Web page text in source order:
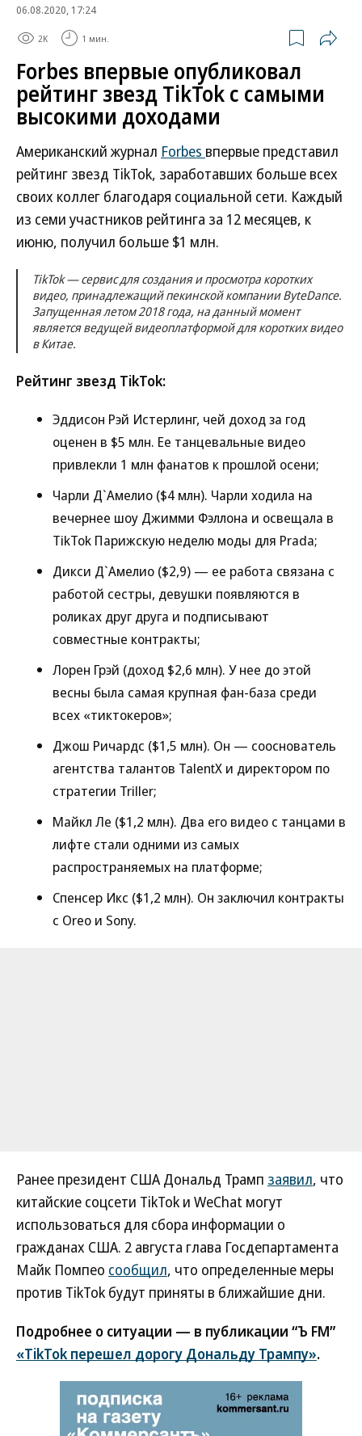
06.08.2020, 17:24
2K 1 мин.
Forbes впервые опубликовал
рейтинг звезд TikTok с самыми
высокими доходами
Американский журнал Forbes впервые представил
рейтинг звезд TikTok, заработавших больше всех
своих коллег благодаря социальной сети. Каждый
из семи участников рейтинга за 12 месяцев, к
июню, получил больше $1 млн.
TikTok — сервис для создания и просмотра коротких
видео, принадлежащий пекинской компании ByteDance.
Запущенная летом 2018 года, на данный момент
является ведущей видеоплатформой для коротких видео
в Китае.
Рейтинг звезд TikTok:
Эддисон Рэй Истерлинг, чей доход за год
оценен в $5 млн. Ее танцевальные видео
привлекли 1 млн фанатов к прошлой осени;
Чарли Д`Амелио ($4 млн). Чарли ходила на
вечернее шоу Джимми Фэллона и освещала в
TikTok Парижскую неделю моды для Prada;
Дикси Д`Амелио ($2,9) — ее работа связана с
работой сестры, девушки появляются в
роликах друг друга и подписывают
совместные контракты;
Лорен Грэй (доход $2,6 млн). У нее до этой
весны была самая крупная фан-база среди
всех «тиктокеров»;
Джош Ричардс ($1,5 млн). Он — сооснователь
агентства талантов TalentX и директором по
стратегии Triller;
Майкл Ле ($1,2 млн). Два его видео с танцами в
лифте стали одними из самых
распространяемых на платформе;
Спенсер Икс ($1,2 млн). Он заключил контракты
с Oreo и Sony.
Ранее президент США Дональд Трамп заявил, что
китайские соцсети TikTok и WeChat могут
использоваться для сбора информации о
гражданах США. 2 августа глава Госдепартамента
Майк Помпео сообщил, что определенные меры
против TikTok будут приняты в ближайшие дни.
Подробнее о ситуации — в публикации “Ъ FM”
«TikTok перешел дорогу Дональду Трампу».